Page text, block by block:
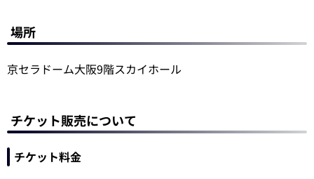
場所
京セラドーム大阪9階スカイホール
チケット販売について
チケット料金